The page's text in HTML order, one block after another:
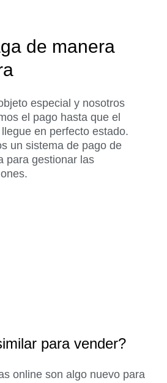
de manera
especial y nosotros
el pago hasta que el
en perfecto estado.
un sistema de pago de
para gestionar las
para vender?
online son algo nuevo para